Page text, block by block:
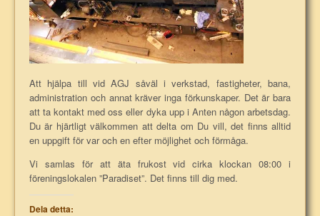
Att hjälpa till vid AGJ såväl i verkstad, fastigheter, bana,
administration och annat kräver inga förkunskaper. Det är bara
att ta kontakt med oss eller dyka upp i Anten någon arbetsdag.
Du är hjärtligt välkommen att delta om Du vill, det finns alltid
en uppgift för var och en efter möjlighet och förmåga.
Vi samlas för att äta frukost vid cirka klockan 08:00 i
föreningslokalen ”Paradiset”. Det finns till dig med.
Dela detta: